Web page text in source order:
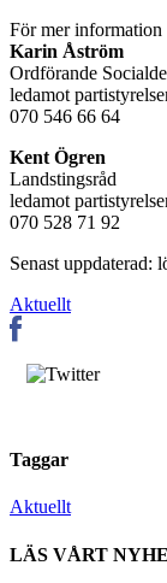
För mer information
Karin Åström
Ordförande
ledamot
070 546 66 64
Kent Ögren
Landstingsråd
ledamot
070 528 71 92
Senast uppdaterad:
Aktuellt
Taggar
Aktuellt
LÄS VÅRT